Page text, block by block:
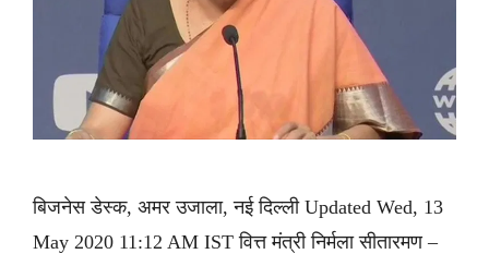
बिजनेस डेस्क, अमर उजाला, नई दिल्ली Updated Wed, 13
May 2020 11:12 AM IST वित्त मंत्री निर्मला सीतारमण –